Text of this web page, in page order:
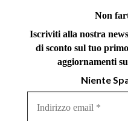
Non
Iscriviti alla nostra
di sconto sul tuo
aggiornamenti
Niente
email